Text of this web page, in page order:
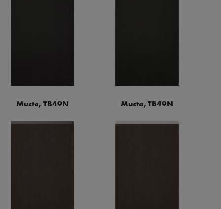
Musta, TB49N Musta, TB49N